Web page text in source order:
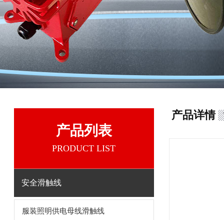
产品列表
PRODUCT LIST
安全滑触线
服装照明供电母线滑触线
产品详情